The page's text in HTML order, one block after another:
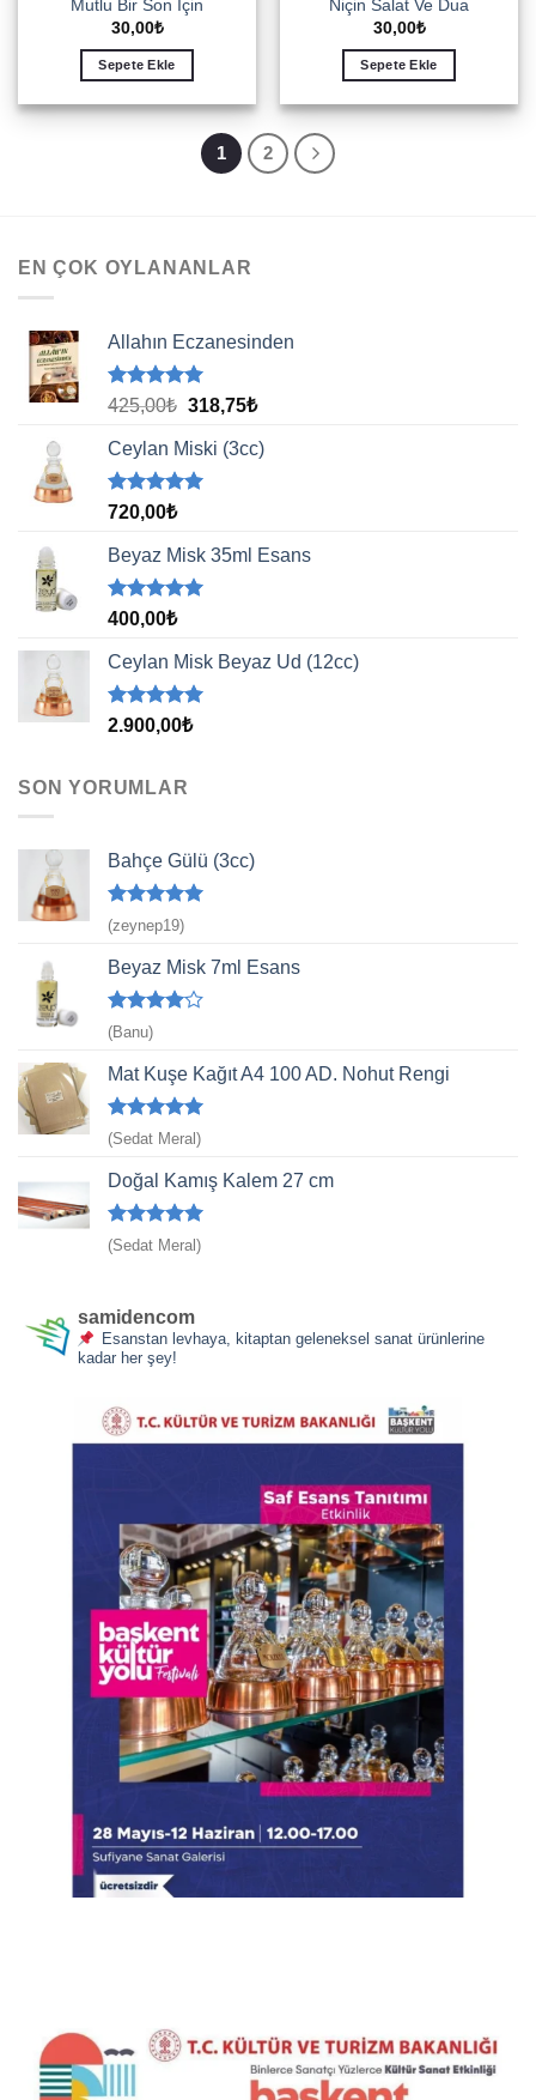
Mutlu Bir Son İçin
30,00₺
Sepete Ekle
Niçin Salat Ve Dua
30,00₺
Sepete Ekle
1 2
EN ÇOK OYLANANLAR
Allahın Eczanesinden
5 üzerinden
aldı
425,00₺ Orijinal
425,00₺.
318,75₺Şu
fiyat:
Ceylan Miski (3cc)
5 üzerinden
aldı
720,00₺
Beyaz Misk 35ml Esans
5 üzerinden
aldı
400,00₺
Ceylan Misk Beyaz Ud (12cc)
5 üzerinden
2.900,00₺
SON YORUMLAR
Bahçe Gülü (3cc)
5 üzerinden
5
oy aldı
(zeynep19)
Beyaz Misk 7ml Esans
5
üzerinden
4oy aldı
(Banu)
Mat Kuşe Kağıt A4 100 AD. Nohut Rengi
5 üzerinden
5
(Sedat Meral)
Doğal Kamış Kalem 27 cm
5 üzerinden
5
(Sedat Meral)
samidencom
Esanstan levhaya, kitaptan geleneksel sanat ürünlerine
kadar her şey!